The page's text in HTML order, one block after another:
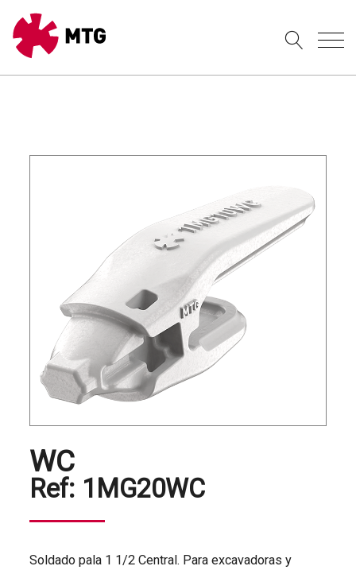
WC
Ref: 1MG20WC
Soldado pala 1 1/2 Central. Para excavadoras y